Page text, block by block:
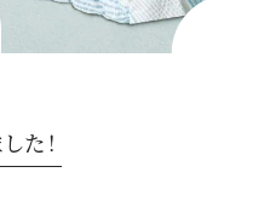
た！